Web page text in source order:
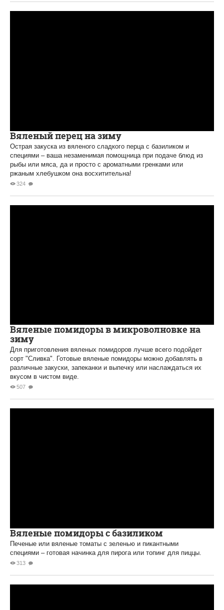
Вяленый перец на зиму
Острая закуска из вяленого сладкого перца с базиликом и
специями – ваша незаменимая помощница при подаче блюд из
рыбы или мяса, да и просто с ароматными гренками или
ржаным хлебушком она восхитительна!
324
Вяленые помидоры в микроволновке на
зиму
Для приготовления вяленых помидоров лучше всего подойдет
сорт "Сливка". Готовые вяленые помидоры можно добавлять в
различные закуски, запеканки и выпечку или наслаждаться их
вкусом в чистом виде.
507
Вяленые помидоры с базиликом
Печеные или вяленые томаты с зеленью и пикантными
специями – готовая начинка для пирога или топинг для пиццы.
313